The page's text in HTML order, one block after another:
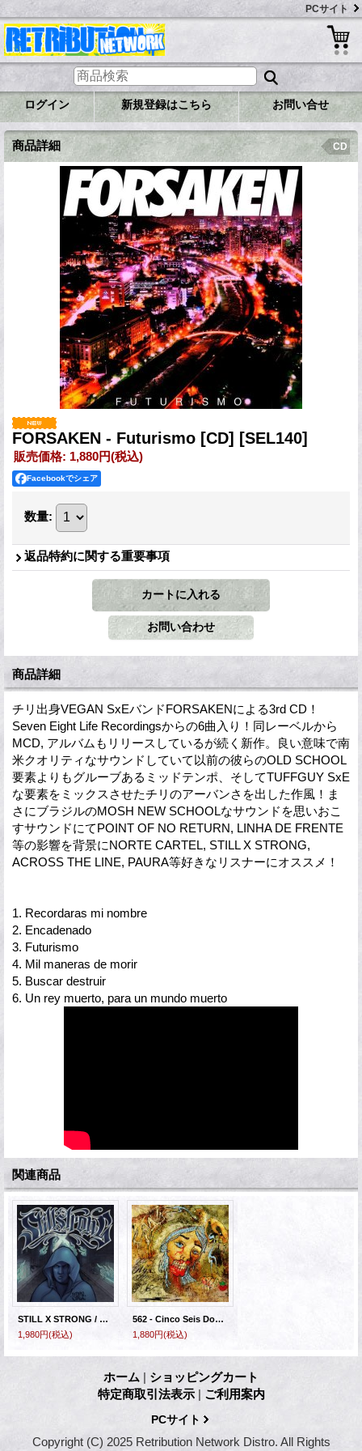
PCサイト
ログイン 新規登録はこちら お問い合せ
商品詳細 CD
FORSAKEN - Futurismo [CD] [SEL140]
販売価格: 1,880円(税込)
Facebookでシェア
数量:
返品特約に関する重要事項
商品詳細
チリ出身VEGAN SxEバンドFORSAKENによる3rd CD！
Seven Eight Life Recordingsからの6曲入り！同レーベルから
MCD, アルバムもリリースしているが続く新作。良い意味で南
米クオリティなサウンドしていて以前の彼らのOLD SCHOOL
要素よりもグルーブあるミッドテンポ、そしてTUFFGUY SxE
な要素をミックスさせたチリのアーバンさを出した作風！ま
さにブラジルのMOSH NEW SCHOOLなサウンドを思いおこ
すサウンドにてPOINT OF NO RETURN, LINHA DE FRENTE
等の影響を背景にNORTE CARTEL, STILL X STRONG,
ACROSS THE LINE, PAURA等好きなリスナーにオススメ！
1. Recordaras mi nombre
2. Encadenado
3. Futurismo
4. Mil maneras de morir
5. Buscar destruir
6. Un rey muerto, para un mundo muerto
関連商品
STILL X STRONG / CORLEONE - Split [CD]
1,980円(税込)
562 - Cinco Seis Dos [CD]
1,880円(税込)
ホーム | ショッピングカート
特定商取引法表示 | ご利用案内
PCサイト
Copyright (C) 2025 Retribution Network Distro. All Rights